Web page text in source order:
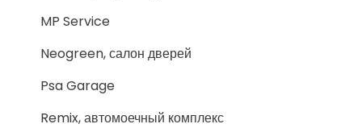
MP Service
Neogreen, салон дверей
Psa Garage
Remix, автомоечный комплекс